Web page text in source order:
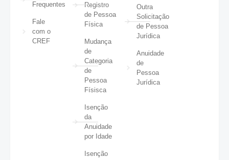
Frequentes
Fale
com o
CREF
Registro
de Pessoa
Física
Mudança
de
Categoria
de
Pessoa
Físisca
Isenção
da
Anuidade
por Idade
Isenção
Outra
Solicitação
de Pessoa
Jurídica
Anuidade
de
Pessoa
Jurídica